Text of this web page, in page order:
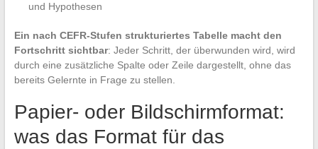
und Hypothesen
Ein nach CEFR-Stufen strukturiertes Tabelle macht den
Fortschritt sichtbar: Jeder Schritt, der überwunden wird, wird
durch eine zusätzliche Spalte oder Zeile dargestellt, ohne das
bereits Gelernte in Frage zu stellen.
Papier- oder Bildschirmformat:
was das Format für das